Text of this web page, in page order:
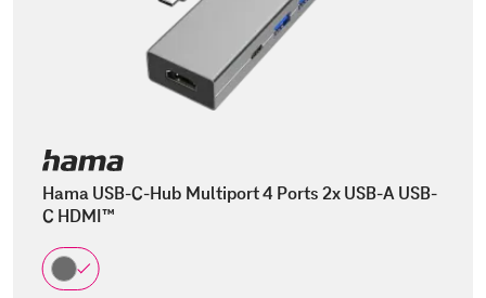
Hama USB-C-Hub Multiport 4 Ports 2x USB-A USB-
C HDMI™